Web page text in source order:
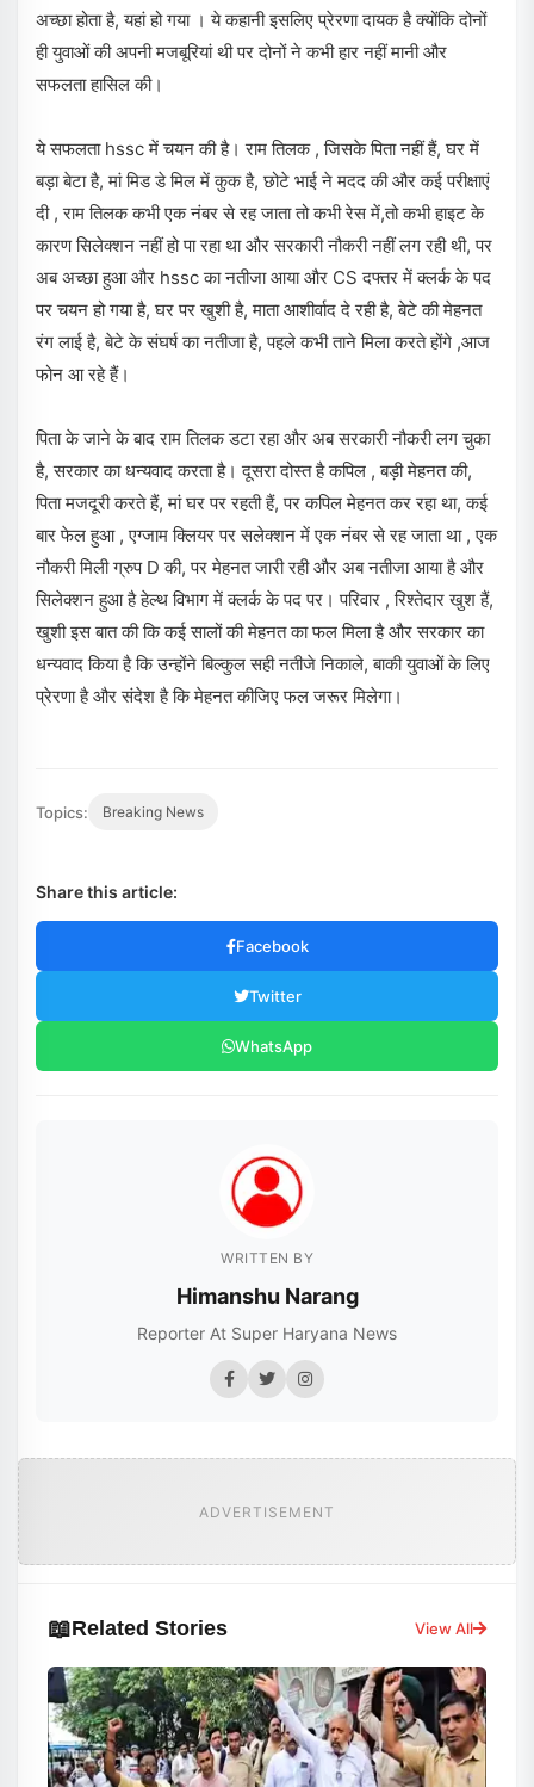
अच्छा होता है, यहां हो गया । ये कहानी इसलिए प्रेरणा दायक है क्योंकि दोनों
ही युवाओं की अपनी मजबूरियां थी पर दोनों ने कभी हार नहीं मानी और
सफलता हासिल की।
ये सफलता hssc में चयन की है। राम तिलक , जिसके पिता नहीं हैं, घर में
बड़ा बेटा है, मां मिड डे मिल में कुक है, छोटे भाई ने मदद की और कई परीक्षाएं
दी , राम तिलक कभी एक नंबर से रह जाता तो कभी रेस में,तो कभी हाइट के
कारण सिलेक्शन नहीं हो पा रहा था और सरकारी नौकरी नहीं लग रही थी, पर
अब अच्छा हुआ और hssc का नतीजा आया और CS दफ्तर में क्लर्क के पद
पर चयन हो गया है, घर पर खुशी है, माता आशीर्वाद दे रही है, बेटे की मेहनत
रंग लाई है, बेटे के संघर्ष का नतीजा है, पहले कभी ताने मिला करते होंगे ,आज
फोन आ रहे हैं।
पिता के जाने के बाद राम तिलक डटा रहा और अब सरकारी नौकरी लग चुका
है, सरकार का धन्यवाद करता है। दूसरा दोस्त है कपिल , बड़ी मेहनत की,
पिता मजदूरी करते हैं, मां घर पर रहती हैं, पर कपिल मेहनत कर रहा था, कई
बार फेल हुआ , एग्जाम क्लियर पर सलेक्शन में एक नंबर से रह जाता था , एक
नौकरी मिली ग्रुप D की, पर मेहनत जारी रही और अब नतीजा आया है और
सिलेक्शन हुआ है हेल्थ विभाग में क्लर्क के पद पर। परिवार , रिश्तेदार खुश हैं,
खुशी इस बात की कि कई सालों की मेहनत का फल मिला है और सरकार का
धन्यवाद किया है कि उन्होंने बिल्कुल सही नतीजे निकाले, बाकी युवाओं के लिए
प्रेरणा है और संदेश है कि मेहनत कीजिए फल जरूर मिलेगा।
Topics: Breaking News
Share this article:
Facebook
Twitter
WhatsApp
WRITTEN BY
Himanshu Narang
Reporter At Super Haryana News
ADVERTISEMENT
📖Related Stories View All